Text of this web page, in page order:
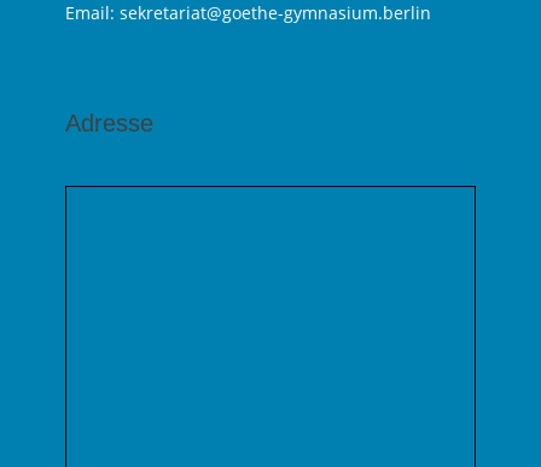
Email: sekretariat@goethe-gymnasium.berlin
Adresse